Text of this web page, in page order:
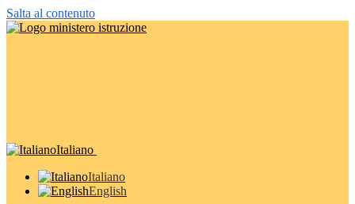
Salta al contenuto
Italiano
Italiano
English